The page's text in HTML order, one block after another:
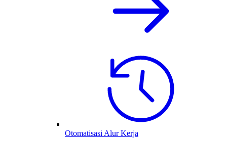
Otomatisasi Alur Kerja